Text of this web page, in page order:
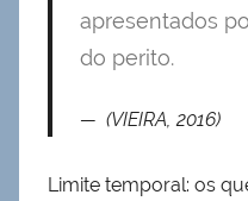
apresentados
do perito.
(VIEIRA, 2016)
Limite temporal: os